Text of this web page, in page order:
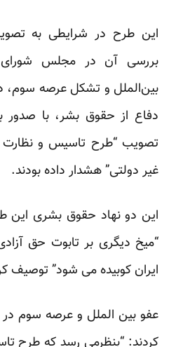
این طرح در شرایطی به
بررسی آن در مجلس شورای
بین‌الملل و تشکل عرصه سوم،
دفاع از حقوق بشر، با صدور
تصویب “طرح تاسیس و نظارت
غیر دولتی”هشدار داده بودند.
این دو نهاد حقوق بشری این
“میخ دیگری بر تابوت حق
ایران کوبیده می شود” توصیف
عفو بین الملل و عرصه سوم در
کردند: “بنظرمی رسد که طرح